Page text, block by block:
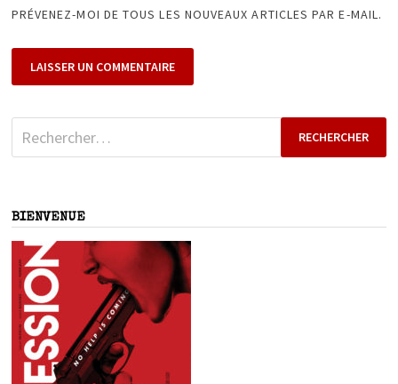
PRÉVENEZ-MOI DE TOUS LES NOUVEAUX ARTICLES PAR E-MAIL.
Rechercher :
BIENVENUE